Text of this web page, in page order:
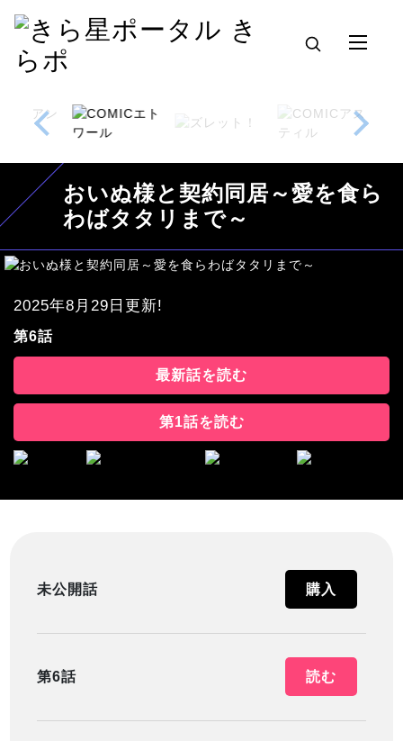
おいぬ様と契約同居～愛を食ら
わばタタリまで～
2025年8月29日更新!
第6話
最新話を読む
第1話を読む
未公開話 購入
第6話 読む